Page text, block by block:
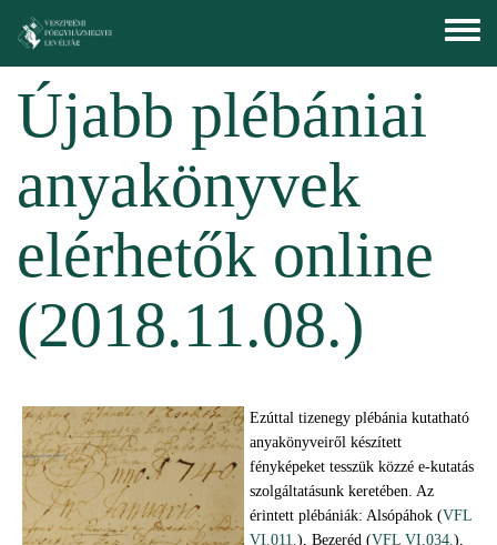
Toggle
menu
Újabb plébániai
anyakönyvek
elérhetők online
(2018.11.08.)
Ezúttal tizenegy plébánia kutatható
anyakönyveiről készített
fényképeket tesszük közzé e-kutatás
szolgáltatásunk keretében. Az
érintett plébániák: Alsópáhok (VFL
VI.011.), Bezeréd (VFL VI.034.),